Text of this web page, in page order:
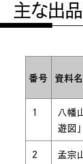
主な出
番号 資料名
1
八幡
遊図」
2
孟宗